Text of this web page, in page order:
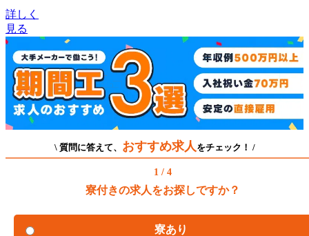
詳しく
見る
\ 質問に答えて、 おすすめ求人 をチェック！ /
1 / 4
寮付きの求人をお探しですか？
寮あり